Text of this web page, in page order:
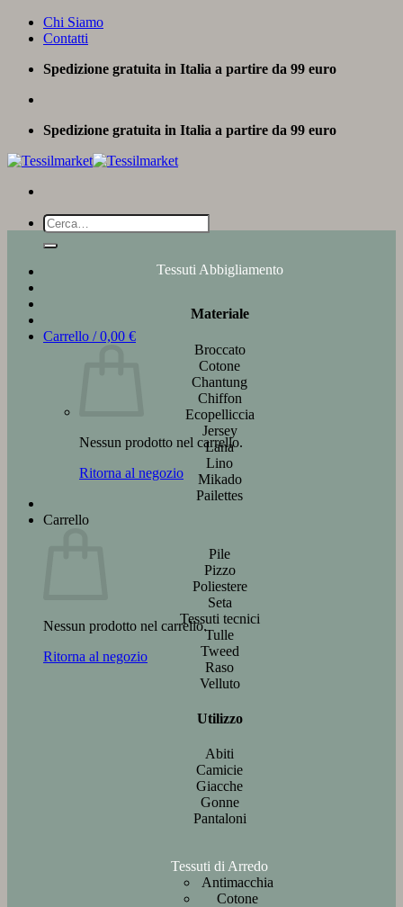
Salta
Chi Siamo
Contatti
Spedizione gratuita in Italia a partire da 99 euro
Spedizione gratuita in Italia a partire da 99 euro
Cerca:
Carrello /0,00 €
Nessun prodotto nel carrello.
Ritorna al negozio
Carrello
Nessun prodotto nel carrello.
Ritorna al negozio
Tessuti Abbigliamento
Materiale
Broccato
Cotone
Chantung
Chiffon
Ecopelliccia
Jersey
Lana
Lino
Mikado
Pailettes
Pile
Pizzo
Poliestere
Seta
Tessuti tecnici
Tulle
Tweed
Raso
Velluto
Utilizzo
Abiti
Camicie
Giacche
Gonne
Pantaloni
Tessuti di Arredo
Antimacchia
Cotone